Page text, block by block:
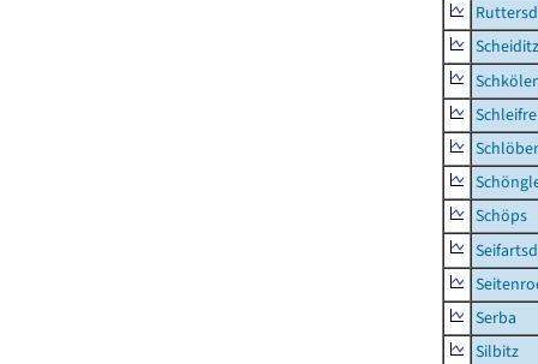
Scheiditz
Schöps
Serba
Silbitz